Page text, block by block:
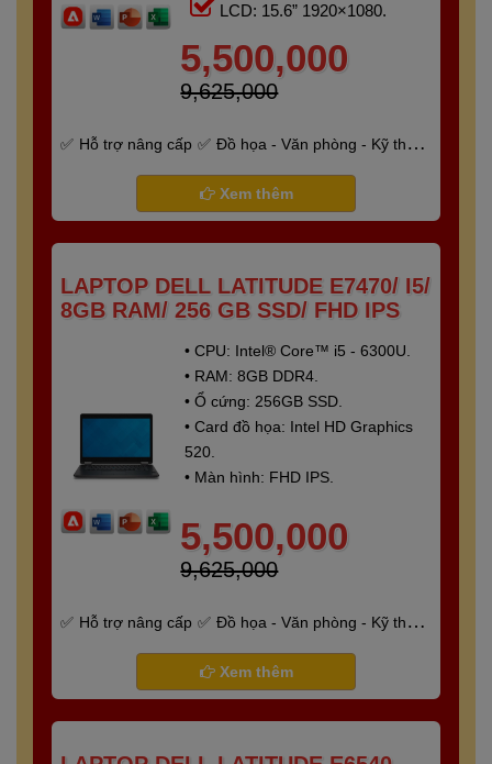
LCD: 15.6” 1920×1080.
5,500,000
9,625,000
Hỗ trợ nâng cấp
Đồ họa - Văn phòng - Kỹ thuật
Xem thêm
LAPTOP DELL LATITUDE E7470/ I5/
8GB RAM/ 256 GB SSD/ FHD IPS
• CPU: Intel® Core™ i5 - 6300U.
• RAM: 8GB DDR4.
• Ổ cứng: 256GB SSD.
• Card đồ họa: Intel HD Graphics
520.
• Màn hình: FHD IPS.
5,500,000
9,625,000
Hỗ trợ nâng cấp
Đồ họa - Văn phòng - Kỹ thuật
Xem thêm